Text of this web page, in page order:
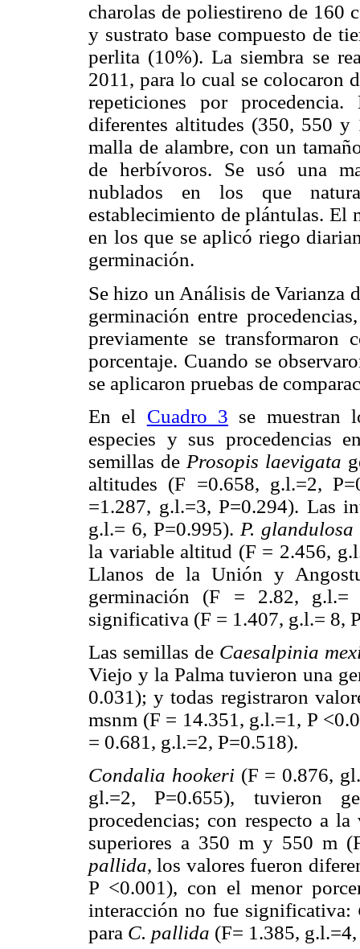
charolas de poliestireno de 160
y sustrato base compuesto de
perlita (10%). La siembra se
2011, para lo cual se colocaron
repeticiones por
diferentes altitudes (350, 550 y
malla de alambre, con un
de herbívoros. Se usó una
nublados en los que
establecimiento de plántulas. El
en los que se aplicó riego
germinación.
Se hizo un Análisis de Varianza
germinación entre
previamente se
porcentaje. Cuando se
se aplicaron pruebas de
En el Cuadro 3 se muestran
especies y sus procedencias
semillas de Prosopis laevigata
altitudes (F =0.658, g.l.=2,
=1.287, g.l.=3, P=0.294). Las
g.l.= 6, P=0.995). P. glandulosa
la variable altitud (F = 2.456,
Llanos de la Unión y
germinación (F = 2.82,
significativa (F = 1.407, g.l.= 8,
Las semillas de Caesalpinia
Viejo y la Palma tuvieron una
0.031); y todas registraron
msnm (F = 14.351, g.l.=1, P
= 0.681, g.l.=2, P=0.518).
Condalia hookeri(F = 0.876,
gl.=2, P=0.655), tuvieron
procedencias; con respecto a
superiores a 350 m y 550 m
pallida, los valores fueron
P <0.001), con el menor
interacción no fue significativa:
para C. pallida (F= 1.385,